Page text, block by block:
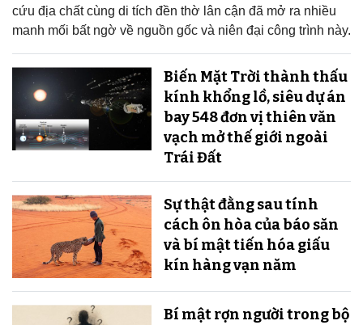
cứu địa chất cùng di tích đền thờ lân cận đã mở ra nhiều
manh mối bất ngờ về nguồn gốc và niên đại công trình này.
Biến Mặt Trời thành thấu
kính khổng lồ, siêu dự án
bay 548 đơn vị thiên văn
vạch mở thế giới ngoài
Trái Đất
Sự thật đằng sau tính
cách ôn hòa của báo săn
và bí mật tiến hóa giấu
kín hàng vạn năm
Bí mật rợn người trong bộ